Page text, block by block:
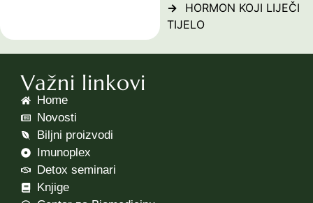
HORMON KOJI LIJEČI
TIJELO
Važni linkovi
Home
Novosti
Biljni proizvodi
Imunoplex
Detox seminari
Knjige